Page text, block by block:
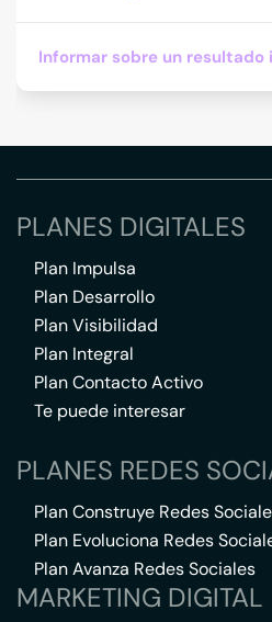
Informar sobre un
PLANES DIGITALES
Plan Impulsa
Plan Desarrollo
Plan Visibilidad
Plan Integral
Plan Contacto Activo
Te puede interesar
PLANES REDES
Plan Construye Redes
Plan Evoluciona Redes
Plan Avanza Redes Sociales
MARKETING DIGITAL